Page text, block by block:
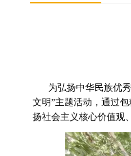
为弘扬中华民族优
文明”主题活动，通过
扬社会主义核心价值观